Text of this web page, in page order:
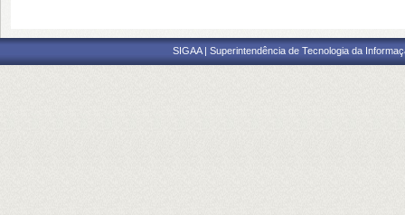
SIGAA | Superintendência de Tecnologia da